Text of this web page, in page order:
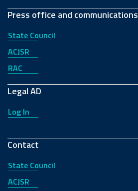
Press office and communications
State Council
ACJSR
RAC
Legal AD
Log In
Contact
State Council
ACJSR